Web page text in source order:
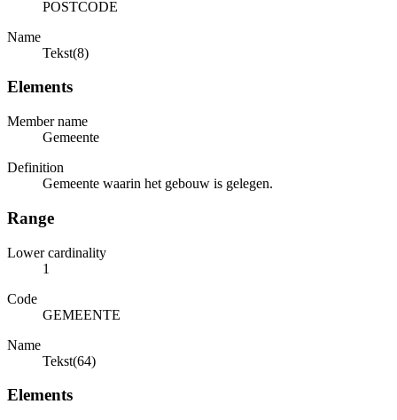
POSTCODE
Name
Tekst(8)
Elements
Member name
Gemeente
Definition
Gemeente waarin het gebouw is gelegen.
Range
Lower cardinality
1
Code
GEMEENTE
Name
Tekst(64)
Elements